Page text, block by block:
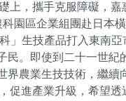
，攜手克服障礙，
園區企業組團赴日本
」生技產品打入東南
。即使到二十一世紀
農業生技技術，繼續
促進產業升級，希望